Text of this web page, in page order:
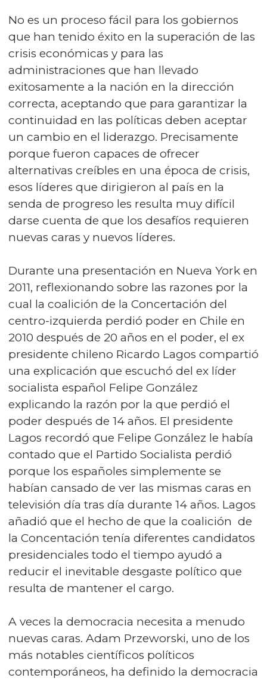
No es un proceso fácil para los gobiernos
que han tenido éxito en la superación de las
crisis económicas y para las
administraciones que han llevado
exitosamente a la nación en la dirección
correcta, aceptando que para garantizar la
continuidad en las políticas deben aceptar
un cambio en el liderazgo. Precisamente
porque fueron capaces de ofrecer
alternativas creíbles en una época de crisis,
esos líderes que dirigieron al país en la
senda de progreso les resulta muy difícil
darse cuenta de que los desafíos requieren
nuevas caras y nuevos líderes.
Durante una presentación en Nueva York en
2011, reflexionando sobre las razones por la
cual la coalición de la Concertación del
centro-izquierda perdió poder en Chile en
2010 después de 20 años en el poder, el ex
presidente chileno Ricardo Lagos compartió
una explicación que escuchó del ex líder
socialista español Felipe González
explicando la razón por la que perdió el
poder después de 14 años. El presidente
Lagos recordó que Felipe González le había
contado que el Partido Socialista perdió
porque los españoles simplemente se
habían cansado de ver las mismas caras en
televisión día tras día durante 14 años. Lagos
añadió que el hecho de que la coalición de
la Concentación tenía diferentes candidatos
presidenciales todo el tiempo ayudó a
reducir el inevitable desgaste político que
resulta de mantener el cargo.
A veces la democracia necesita a menudo
nuevas caras. Adam Przeworski, uno de los
más notables científicos políticos
contemporáneos, ha definido la democracia